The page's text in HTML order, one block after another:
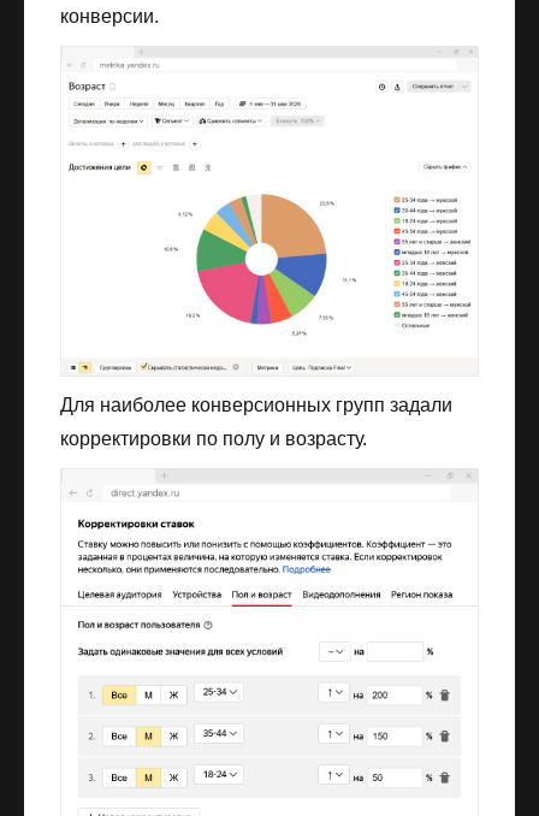
конверсии.
Для наиболее конверсионных групп задали
корректировки по полу и возрасту.